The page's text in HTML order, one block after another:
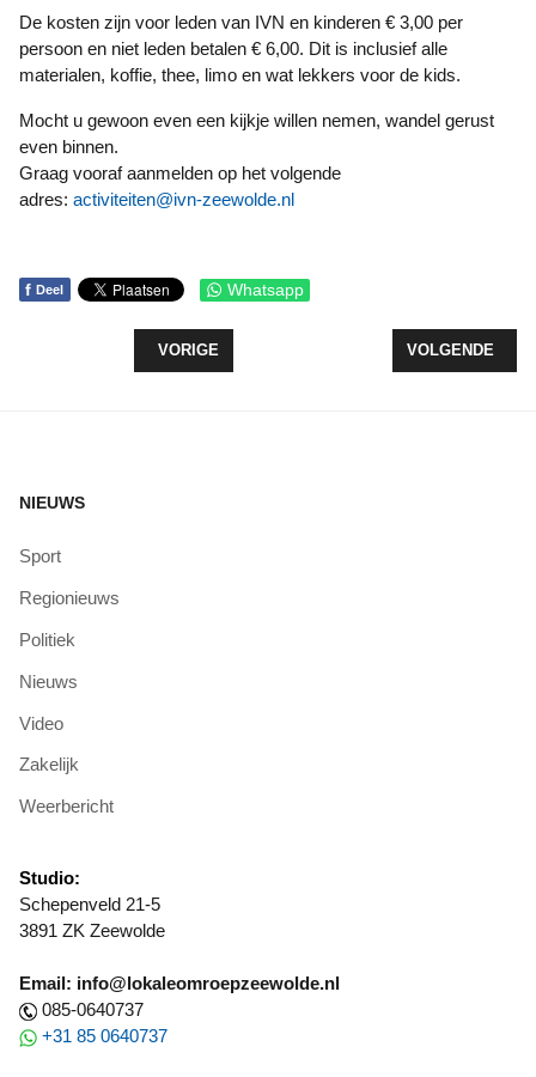
De kosten zijn voor leden van IVN en kinderen € 3,00 per
persoon en niet leden betalen € 6,00. Dit is inclusief alle
materialen, koffie, thee, limo en wat lekkers voor de kids.
Mocht u gewoon even een kijkje willen nemen, wandel gerust
even binnen.
Graag vooraf aanmelden op het volgende
adres: activiteiten@ivn-zeewolde.nl
f Deel Whatsapp
VORIG ARTIKEL: EXTRA LEZING RONDOM
VORIGE VOLGENDE
VOLGENDE
NIEUWS
Sport
Regionieuws
Politiek
Nieuws
Video
Zakelijk
Weerbericht
Studio:
Schepenveld 21-5
3891 ZK Zeewolde
Email: info@lokaleomroepzeewolde.nl
085-0640737
+31 85 0640737